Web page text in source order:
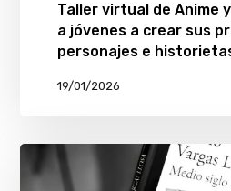
Taller virtual de Anime
a jóvenes a crear sus
personajes e
19/01/2026